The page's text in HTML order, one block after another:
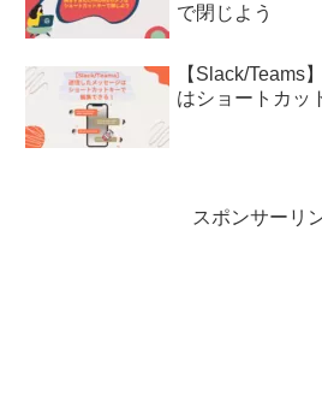
で閉じよう
【Slack/Teams
はショートカッ
スポンサーリ